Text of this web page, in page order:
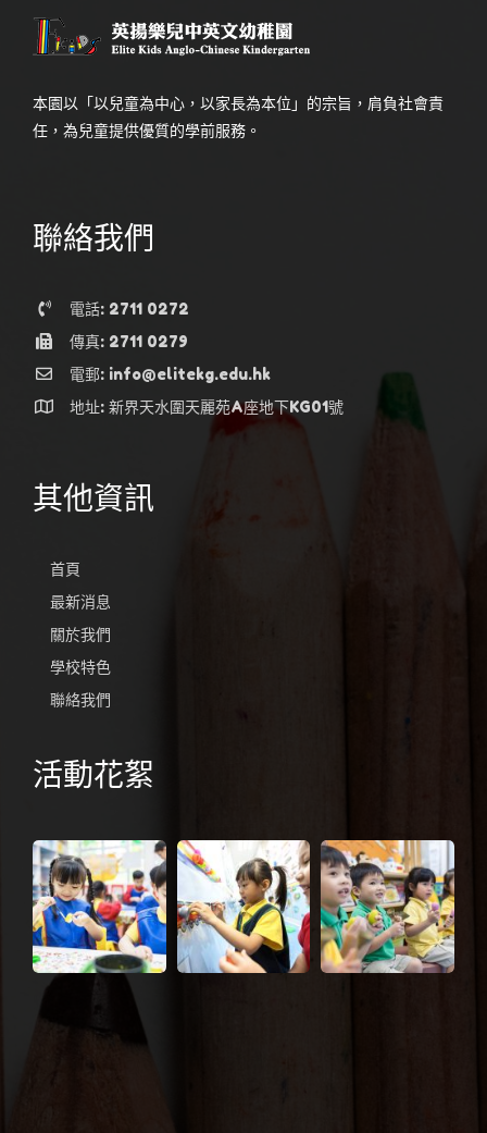
本園以「以兒童為中心，以家長為本位」的宗旨，肩負社會責
任，為兒童提供優質的學前服務。
聯絡我們
電話: 2711 0272
傳真: 2711 0279
電郵: info@elitekg.edu.hk
地址: 新界天水圍天麗苑A座地下KG01號
其他資訊
首頁
最新消息
關於我們
學校特色
聯絡我們
活動花絮